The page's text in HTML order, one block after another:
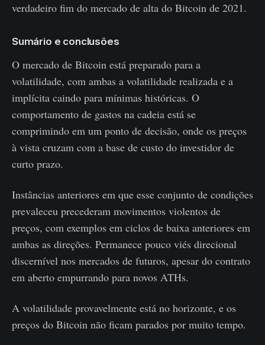
verdadeiro fim do mercado de alta do Bitcoin de 2021.
Sumário e conclusões
O mercado de Bitcoin está preparado para a
volatilidade, com ambas a volatilidade realizada e a
implícita caindo para mínimas históricas. O
comportamento de gastos na cadeia está se
comprimindo em um ponto de decisão, onde os preços
à vista cruzam com a base de custo do investidor de
curto prazo.
Instâncias anteriores em que esse conjunto de condições
prevaleceu precederam movimentos violentos de
preços, com exemplos em ciclos de baixa anteriores em
ambas as direções. Permanece pouco viés direcional
discernível nos mercados de futuros, apesar do contrato
em aberto empurrando para novos ATHs.
A volatilidade provavelmente está no horizonte, e os
preços do Bitcoin não ficam parados por muito tempo.